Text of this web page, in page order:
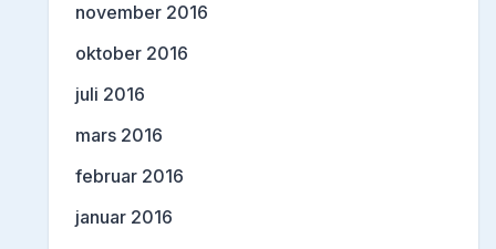
november 2016
oktober 2016
juli 2016
mars 2016
februar 2016
januar 2016